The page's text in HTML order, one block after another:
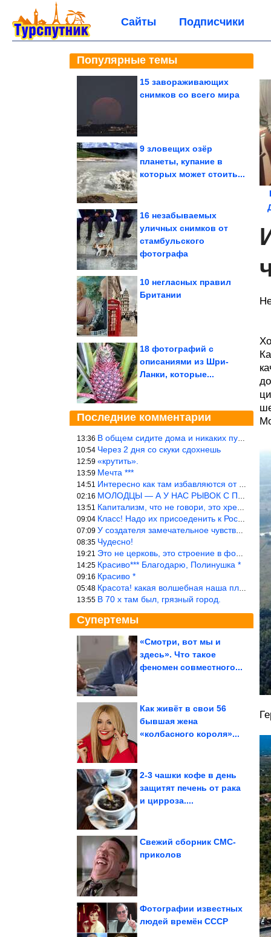
Сайты Подписчики
Популярные темы
15 завораживающих
снимков со всего мира
9 зловещих озёр
планеты, купание в
которых может стоить...
16 незабываемых
уличных снимков от
стамбульского
фотографа
10 негласных правил
Британии
18 фотографий с
описаниями из Шри-
Ланки, которые...
Последние комментарии
13:36 В общем сидите дома и никаких путешествий А самая грязная в от
10:54 Через 2 дня со скуки сдохнешь
12:59 «крутить».
13:59 Мечта ***
14:51 Интересно как там избавляются от физиологических и прочих отходо
02:16 МОЛОДЦЫ — А У НАС РЫВОК С ПРОРЫВОМ В ТРУБУ
13:51 Капитализм, что не говори, это хреново (((
09:04 Класс! Надо их присоеденить к России!
07:09 У создателя замечательное чувство юмора! ))
08:35 Чудесно!
19:21 Это не церковь, это строение в форме церкви.
14:25 Красиво*** Благодарю, Полинушка *
09:16 Красиво *
05:48 Красота! какая волшебная наша планета!… еще-бы, мы понимали это…
13:55 В 70 х там был, грязный город.
Супертемы
«Смотри, вот мы и
здесь». Что такое
феномен совместного...
Самые крупные
мире
Как живёт в свои 56
бывшая жена
«колбасного короля»...
2-3 чашки кофе в день
защитят печень от рака
и цирроза....
Свежий сборник СМС-
приколов
Фотографии известных
людей времён СССР